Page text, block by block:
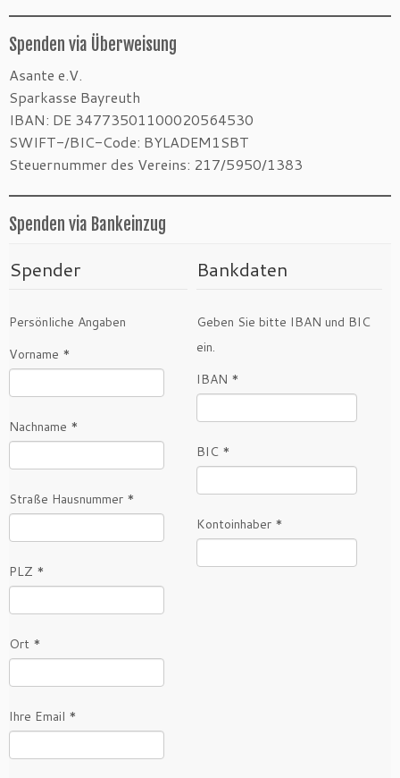
Spenden via Überweisung
Asante e.V.
Sparkasse Bayreuth
IBAN: DE 34773501100020564530
SWIFT-/BIC-Code: BYLADEM1SBT
Steuernummer des Vereins: 217/5950/1383
Spenden via Bankeinzug
Spender
Persönliche Angaben
Vorname *
Nachname *
Straße Hausnummer *
PLZ *
Ort *
Ihre Email *
Bankdaten
Geben Sie bitte IBAN und BIC
ein.
IBAN *
BIC *
Kontoinhaber *